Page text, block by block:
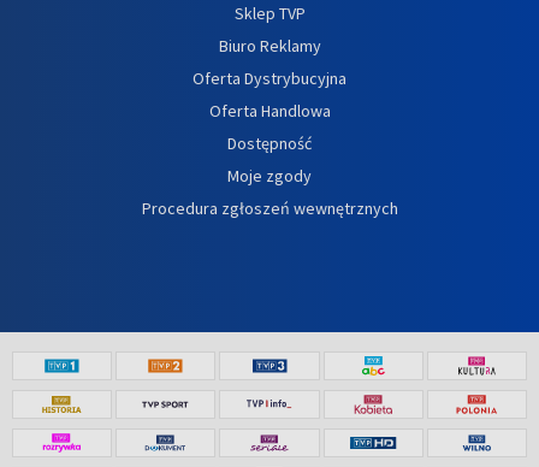
Sklep TVP
Biuro Reklamy
Oferta Dystrybucyjna
Oferta Handlowa
Dostępność
Moje zgody
Procedura zgłoszeń wewnętrznych